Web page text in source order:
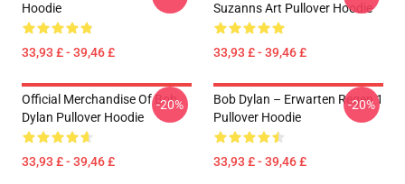
Hoodie
33,93 £ - 39,46 £
Suzanns Art Pullover Hoodie
33,93 £ - 39,46 £
Official Merchandise Of Bob
Dylan Pullover Hoodie
33,93 £ - 39,46 £
-20%
Bob Dylan – Erwarten Regen 1
Pullover Hoodie
33,93 £ - 39,46 £
-20%